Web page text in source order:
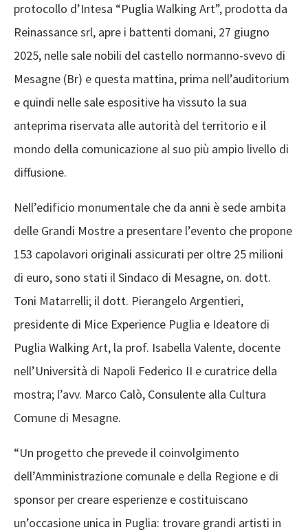
protocollo d’Intesa “Puglia Walking Art”, prodotta da
Reinassance srl, apre i battenti domani, 27 giugno
2025, nelle sale nobili del castello normanno-svevo di
Mesagne (Br) e questa mattina, prima nell’auditorium
e quindi nelle sale espositive ha vissuto la sua
anteprima riservata alle autorità del territorio e il
mondo della comunicazione al suo più ampio livello di
diffusione.
Nell’edificio monumentale che da anni è sede ambita
delle Grandi Mostre a presentare l’evento che propone
153 capolavori originali assicurati per oltre 25 milioni
di euro, sono stati il Sindaco di Mesagne, on. dott.
Toni Matarrelli; il dott. Pierangelo Argentieri,
presidente di Mice Experience Puglia e Ideatore di
Puglia Walking Art, la prof. Isabella Valente, docente
nell’Università di Napoli Federico II e curatrice della
mostra; l’avv. Marco Calò, Consulente alla Cultura
Comune di Mesagne.
“Un progetto che prevede il coinvolgimento
dell’Amministrazione comunale e della Regione e di
sponsor per creare esperienze e costituiscano
un’occasione unica in Puglia: trovare grandi artisti in